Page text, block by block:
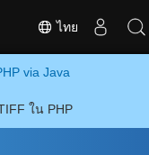
ไทย
via Java
ใน PHP